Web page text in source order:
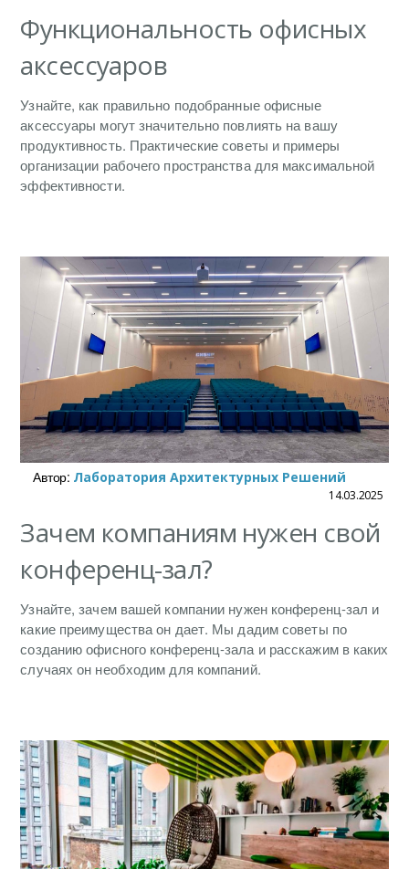
Функциональность офисных
аксессуаров
Узнайте, как правильно подобранные офисные
аксессуары могут значительно повлиять на вашу
продуктивность. Практические советы и примеры
организации рабочего пространства для максимальной
эффективности.
Автор: Лаборатория Архитектурных Решений
14.03.2025
Зачем компаниям нужен свой
конференц-зал?
Узнайте, зачем вашей компании нужен конференц-зал и
какие преимущества он дает. Мы дадим советы по
созданию офисного конференц-зала и расскажим в каких
случаях он необходим для компаний.